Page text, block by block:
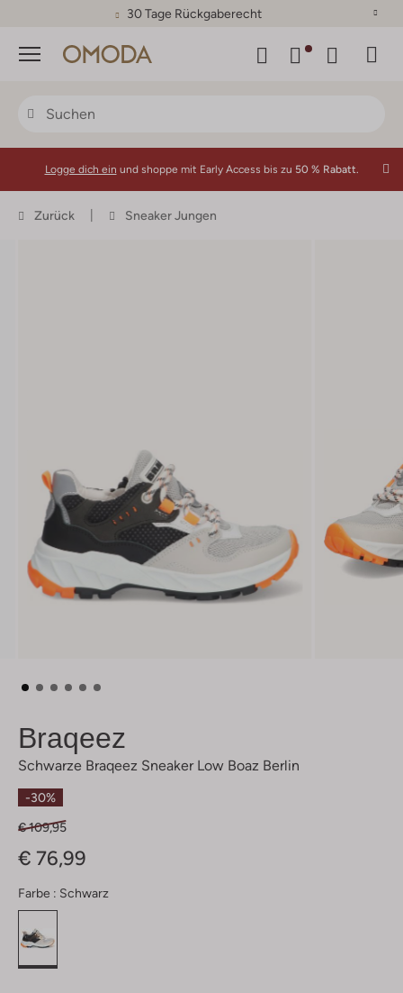
30 Tage Rückgaberecht
Menü
Logge dich ein und shoppe mit Early Access bis zu 50 % Rabatt.
Zurück Sneaker Jungen
Braqeez
Schwarze Braqeez Sneaker Low Boaz Berlin
-30%
€ 109,95
€ 76,99
Farbe : Schwarz